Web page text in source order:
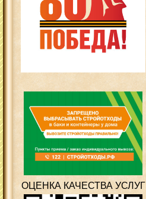
ОЦЕНКА КАЧЕСТВА УСЛУГ